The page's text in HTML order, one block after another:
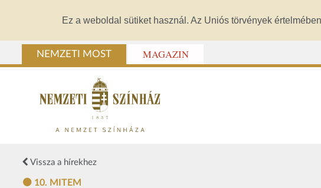
Ez a weboldal sütiket használ. Az Uniós törvények
NEMZETI MOST MAGAZIN
Vissza a hírekhez
10. MITEM